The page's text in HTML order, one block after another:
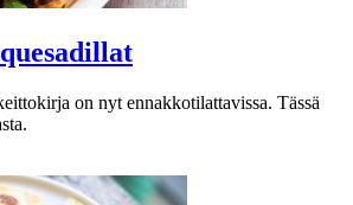
on nyt ennakkotilattavissa. Tässä